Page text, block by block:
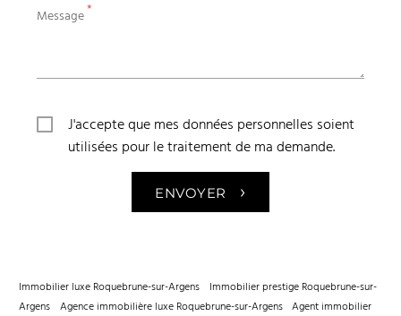
Message*
J'accepte que mes données personnelles soient
utilisées pour le traitement de ma demande.
ENVOYER ›
Immobilier luxe Roquebrune-sur-Argens
Immobilier prestige Roquebrune-sur-
Argens
Agence immobilière luxe Roquebrune-sur-Argens
Agent immobilier